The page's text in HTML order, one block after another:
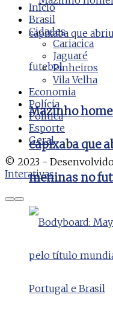
Mazinho
capixaba que
meninas no
Início
Brasil
Cidades
Cariacica
Jaguaré
Pinheiros
Vila Velha
Economia
Polícia
Politica
Esporte
Geral
© 2023 -
Interativas